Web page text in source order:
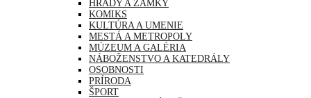
HRADY A ZÁMKY
KOMIKS
KULTÚRA A UMENIE
MESTÁ A METROPOLY
MÚZEUM A GALÉRIA
NÁBOŽENSTVO A KATEDRÁLY
OSOBNOSTI
PRÍRODA
ŠPORT